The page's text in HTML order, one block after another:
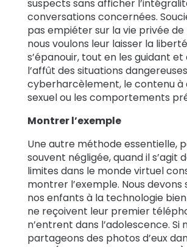
suspects sans afficher
conversations concernées.
pas empiéter sur la vie privée de
nous voulons leur laisser la
s’épanouir, tout en les guidant
l’affût des situations
cyberharcèlement, le contenu
sexuel ou les comportements
Montrer l’exemple
Une autre méthode essentielle,
souvent négligée, quand il s’agit
limites dans le monde virtuel
montrer l’exemple. Nous devons
nos enfants à la technologie bien
ne reçoivent leur premier
n’entrent dans l’adolescence. Si
partageons des photos d’eux